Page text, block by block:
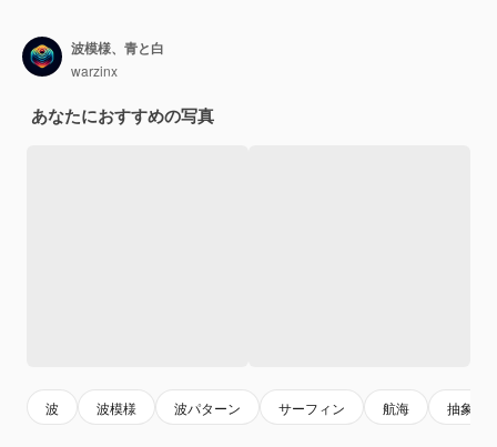
波模様、青と白
warzinx
あなたにおすすめの写真
波 波模様 波パターン サーフィン 航海 抽象的